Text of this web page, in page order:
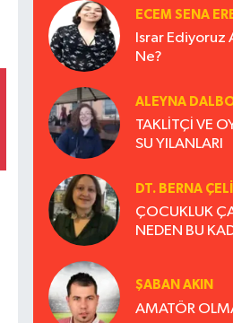
ECEM SENA
Israr Ediyoruz
Ne?
ALEYNA
TAKLİTÇİ VE
SU YILANLARI
DT. BERNA
ÇOCUKLUK
NEDEN BU
ŞABAN AKIN
AMATÖR